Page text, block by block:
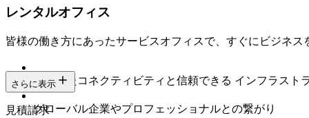
レンタルオフィス
皆様の働き方にあったサービスオフィスで、すぐにビジネス
安定したコネクティビティと信頼できる インフラスト
グローバル企業やプロフェッショナルとの繋がり
さらに表示
見積請求